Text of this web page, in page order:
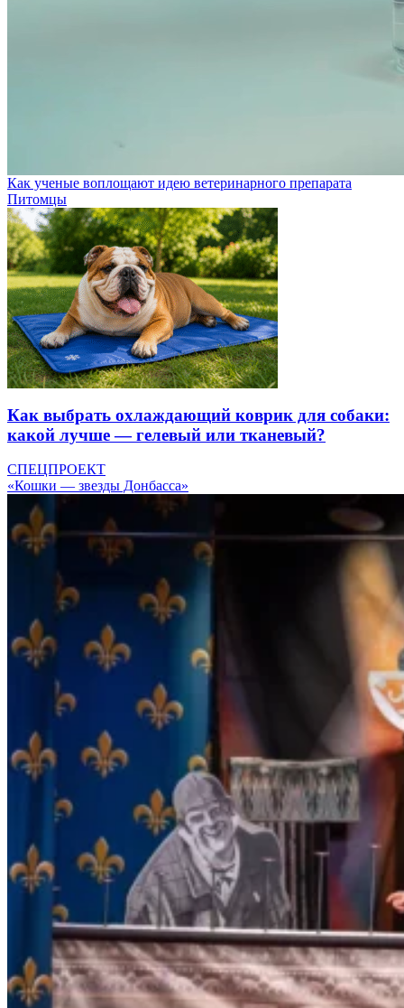
Как ученые воплощают идею ветеринарного препарата
Питомцы
Как выбрать охлаждающий коврик для собаки:
какой лучше — гелевый или тканевый?
СПЕЦПРОЕКТ
«Кошки — звезды Донбасса»